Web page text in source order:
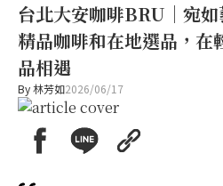
台北大安咖啡BRU｜宛
精品咖啡和在地選品，在
品相遇
By林芳如2026/06/17